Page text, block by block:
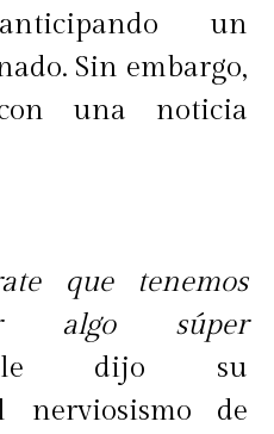
un
Sin embargo,
una noticia
que tenemos
algo súper
dijo su
nerviosismo de